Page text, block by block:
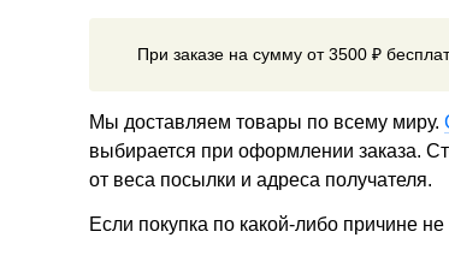
При заказе на сумму от 3500 ₽
Мы доставляем товары по всему миру.
выбирается при оформлении заказа.
от веса посылки и адреса получателя.
Если покупка по какой-либо причине